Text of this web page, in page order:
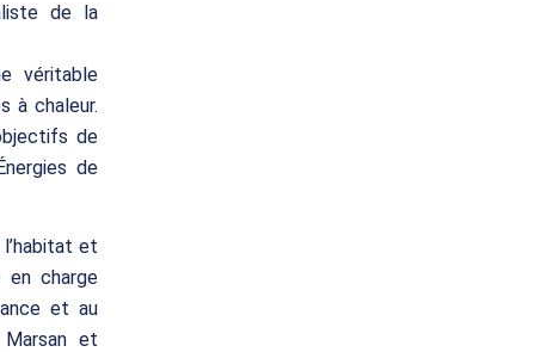
de la
véritable
à chaleur.
de
de
et
en charge
et au
et